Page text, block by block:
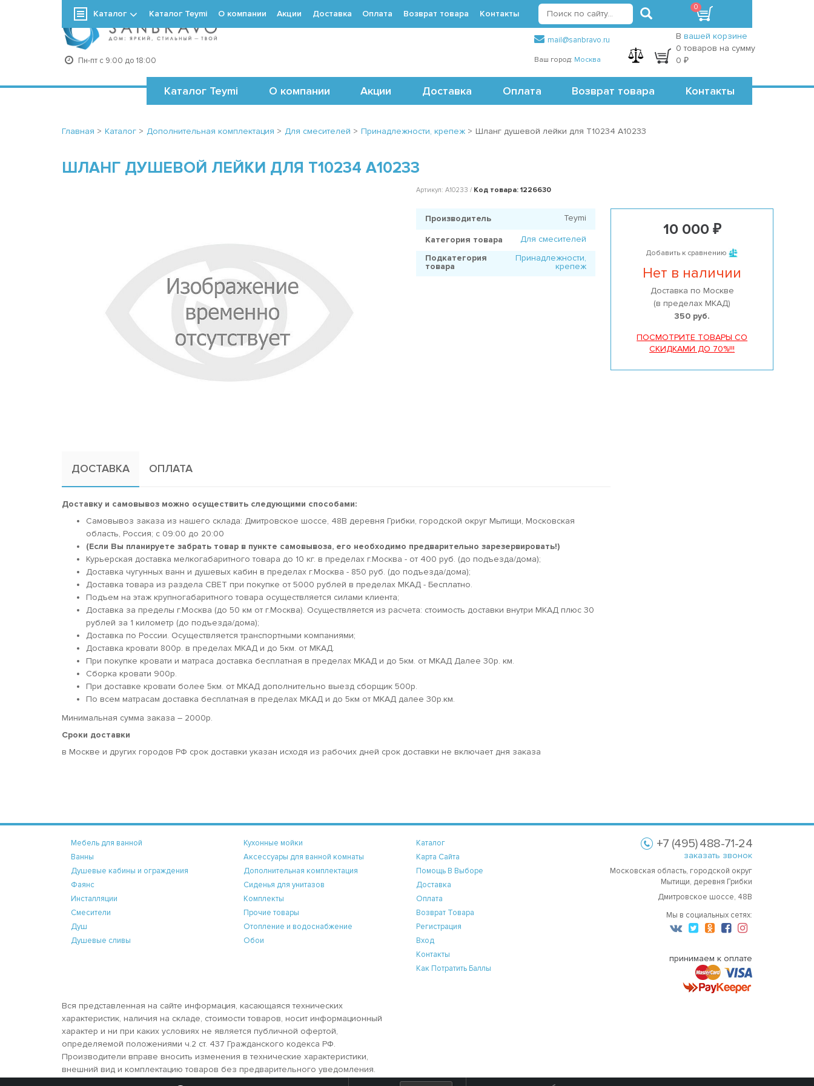
Пн-пт с 9:00 до 18:00
+7 (495) 488-71-24 Точки самовывоза
mail@sanbravo.ru
Ваш город: Москва
регистрация
В вашей корзине
0 товаров на сумму
0 ₽
Каталог Teymi О компании Акции Доставка Оплата Возврат товара Контакты
Каталог Каталог Teymi О компании Акции Доставка Оплата Возврат товара Контакты
0
Главная > Каталог > Дополнительная комплектация > Для смесителей > Принадлежности, крепеж > Шланг душевой лейки для T10234 A10233
ШЛАНГ ДУШЕВОЙ ЛЕЙКИ ДЛЯ T10234 A10233
Артикул: A10233 / Код товара: 1226630
10 000 ₽
Добавить к сравнению
Нет в наличии
Доставка по Москве
(в пределах МКАД)
350 руб.
ПОСМОТРИТЕ ТОВАРЫ СО
СКИДКАМИ ДО 70%!!!
Производитель Teymi
Категория товара
Для смесителей
Подкатегория
товара
Принадлежности,
крепеж
ДОСТАВКА ОПЛАТА
Доставку и самовывоз можно осуществить следующими способами:
Самовывоз заказа из нашего склада: Дмитровское шоссе, 48В деревня Грибки, городской округ Мытищи, Московская
область, Россия; c 09:00 до 20:00
(Если Вы планируете забрать товар в пункте самовывоза, его необходимо предварительно зарезервировать!)
Курьерская доставка мелкогабаритного товара до 10 кг. в пределах г.Москва - от 400 руб. (до подъезда/дома);
Доставка чугунных ванн и душевых кабин в пределах г.Москва - 850 руб. (до подъезда/дома);
Доставка товара из раздела СВЕТ при покупке от 5000 рублей в пределах МКАД - Бесплатно.
Подъем на этаж крупногабаритного товара осуществляется силами клиента;
Доставка за пределы г.Москва (до 50 км от г.Москва). Осуществляется из расчета: стоимость доставки внутри МКАД плюс 30
рублей за 1 километр (до подъезда/дома);
Доставка по России. Осуществляется транспортными компаниями;
Доставка кровати 800р. в пределах МКАД и до 5км. от МКАД.
При покупке кровати и матраса доставка бесплатная в пределах МКАД и до 5км. от МКАД Далее 30р. км.
Сборка кровати 900р.
При доставке кровати более 5км. от МКАД дополнительно выезд сборщик 500р.
По всем матрасам доставка бесплатная в пределах МКАД и до 5км от МКАД далее 30р.км.
Минимальная сумма заказа – 2000р.
Сроки доставки
в Москве и других городов РФ срок доставки указан исходя из рабочих дней срок доставки не включает дня заказа
Мебель для ванной
Ванны
Душевые кабины и ограждения
Фаянс
Инсталляции
Смесители
Душ
Душевые сливы
Кухонные мойки
Аксессуары для ванной комнаты
Дополнительная комплектация
Сиденья для унитазов
Комплекты
Прочие товары
Отопление и водоснабжение
Обои
Каталог
Карта Сайта
Помощь В Выборе
Доставка
Оплата
Возврат Товара
Регистрация
Вход
Контакты
Как Потратить Баллы
+7 (495) 488-71-24
заказать звонок
Московская область, городской округ
Мытищи, деревня Грибки
Дмитровское шоссе, 48В
Мы в социальных сетях:
принимаем к оплате
Вся представленная на сайте информация, касающаяся технических
характеристик, наличия на складе, стоимости товаров, носит информационный
характер и ни при каких условиях не является публичной офертой,
определяемой положениями ч.2 ст. 437 Гражданского кодекса РФ.
Производители вправе вносить изменения в технические характеристики,
внешний вид и комплектацию товаров без предварительного уведомления.